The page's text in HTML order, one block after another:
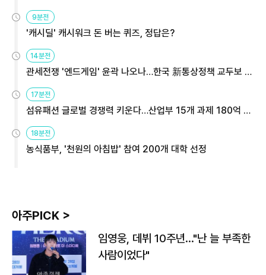
9분전
'캐시딜' 캐시워크 돈 버는 퀴즈, 정답은?
14분전
관세전쟁 '엔드게임' 윤곽 나오나…한국 新통상정책 교두보 활
용해야
17분전
섬유패션 글로벌 경쟁력 키운다…산업부 15개 과제 180억 지
원
18분전
농식품부, '천원의 아침밥' 참여 200개 대학 선정
아주PICK >
임영웅, 데뷔 10주년…"난 늘 부족한
사람이었다"